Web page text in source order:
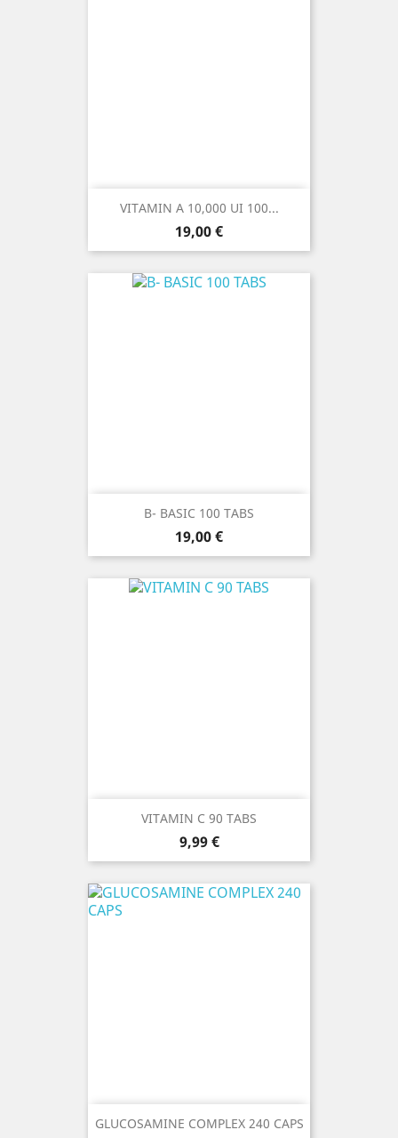
VITAMIN A 10,000 UI 100...
Prezzo
19,00 €
B- BASIC 100 TABS
Prezzo
19,00 €
VITAMIN C 90 TABS
Prezzo
9,99 €
GLUCOSAMINE COMPLEX 240 CAPS